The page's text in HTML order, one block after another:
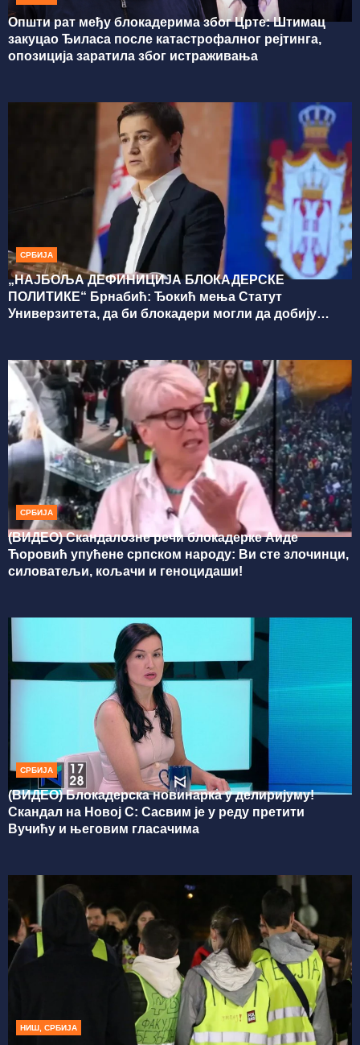
Општи рат међу блокадерима због Црте: Штимац
закуцао Ђиласа после катастрофалног рејтинга,
опозиција заратила због истраживања
СРБИЈА
„НАЈБОЉА ДЕФИНИЦИЈА БЛОКАДЕРСКЕ
ПОЛИТИКЕ“ Брнабић: Ђокић мења Статут
Универзитета, да би блокадери могли да добију
СРБИЈА
(ВИДЕО) Скандалозне речи блокадерке Аиде
Ћоровић упућене српском народу: Ви сте злочинци,
силоватељи, кољачи и геноцидаши!
СРБИЈА
(ВИДЕО) Блокадерска новинарка у делиријуму!
Скандал на Новој С: Сасвим је у реду претити
Вучићу и његовим гласачима
НИШ СРБИЈА